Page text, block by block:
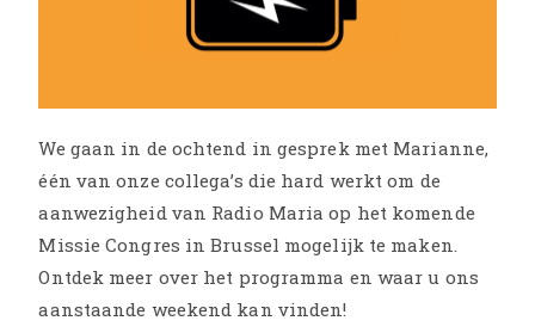
We gaan in de ochtend in gesprek met Marianne,
één van onze collega’s die hard werkt om de
aanwezigheid van Radio Maria op het komende
Missie Congres in Brussel mogelijk te maken.
Ontdek meer over het programma en waar u ons
aanstaande weekend kan vinden!